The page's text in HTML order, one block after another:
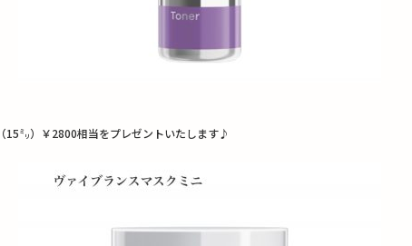
15㍉）￥2800相当をプレゼントいたします♪